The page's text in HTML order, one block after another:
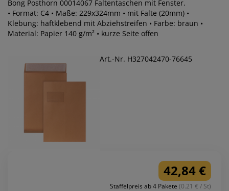
Bong Posthorn 00014067 Faltentaschen mit Fenster.
• Format: C4 • Maße: 229x324mm • mit Falte (20mm) •
Klebung: haftklebend mit Abziehstreifen • Farbe: braun •
Material: Papier 140 g/m² • kurze Seite offen
Art.-Nr. H327042470-76645
42,84 €
Staffelpreis ab 4 Pakete (0.21 € / St)